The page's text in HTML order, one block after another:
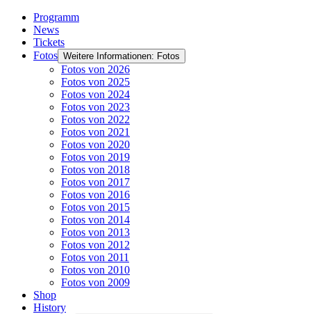
Programm
News
Tickets
Fotos Weitere Informationen: Fotos
Fotos von 2026
Fotos von 2025
Fotos von 2024
Fotos von 2023
Fotos von 2022
Fotos von 2021
Fotos von 2020
Fotos von 2019
Fotos von 2018
Fotos von 2017
Fotos von 2016
Fotos von 2015
Fotos von 2014
Fotos von 2013
Fotos von 2012
Fotos von 2011
Fotos von 2010
Fotos von 2009
Shop
History